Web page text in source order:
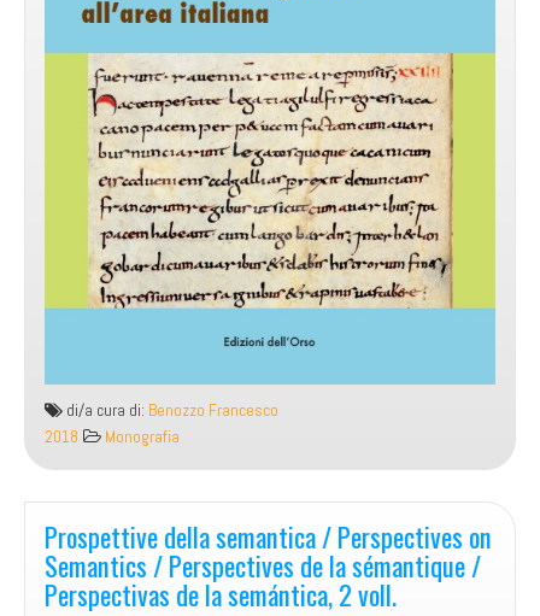
di/a cura di: Benozzo Francesco
2018
Monografia
Prospettive della semantica / Perspectives on
Semantics / Perspectives de la sémantique /
Perspectivas de la semántica, 2 voll.